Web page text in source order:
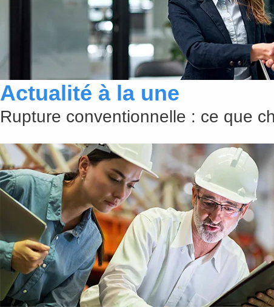
Actualité à la une
Rupture conventionnelle : ce que